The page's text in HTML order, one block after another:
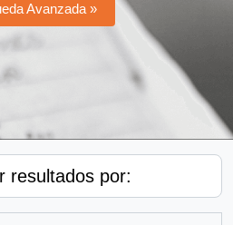
Avanzada »
resultados por: